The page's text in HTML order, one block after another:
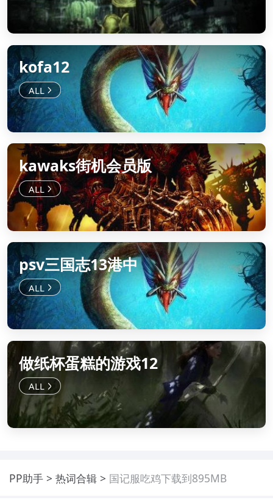
kofa12
kawaks街机会员版
psv三国志13港中
做纸杯蛋糕的游戏12
PP助手 热词合辑 国记服吃鸡下载到895MB